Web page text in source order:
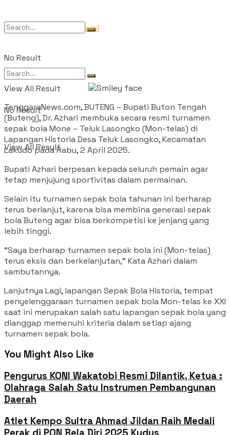
Tentang Kami
No Result
View All Result
No Result
View All Result
TenggaraNews.com, BUTENG – Bupati Buton Tengah
(Buteng), Dr. Azhari membuka secara resmi turnamen
sepak bola Mone – Teluk Lasongko (Mon-telas) di
Lapangan Historia Desa Teluk Lasongko, Kecamatan
Lakudo pada Rabu, 2 April 2025.
Bupati Azhari berpesan kepada seluruh pemain agar
tetap menjujung sportivitas dalam permainan.
Selain itu turnamen sepak bola tahunan ini berharap
terus berlanjut, karena bisa membina generasi sepak
bola Buteng agar bisa berkompetisi ke jenjang yang
lebih tinggi.
“Saya berharap turnamen sepak bola ini (Mon-telas)
terus eksis dan berkelanjutan,” Kata Azhari dalam
sambutannya.
Lanjutnya Lagi, lapangan Sepak Bola Historia, tempat
penyelenggaraan turnamen sepak bola Mon-telas ke XXI
saat ini merupakan salah satu lapangan sepak bola yang
dianggap memenuhi kriteria dalam setiap ajang
turnamen sepak bola.
You Might Also Like
Pengurus KONI Wakatobi Resmi Dilantik, Ketua :
Olahraga Salah Satu Instrumen Pembangunan
Daerah
Atlet Kempo Sultra Ahmad Jildan Raih Medali
Perak di PON Bela Diri 2025 Kudus